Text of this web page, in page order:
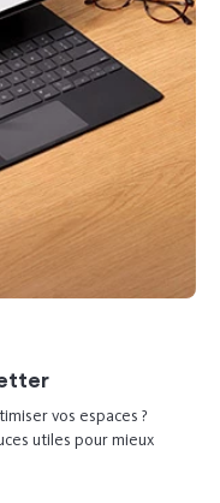
vos espaces ?
utiles pour mieux